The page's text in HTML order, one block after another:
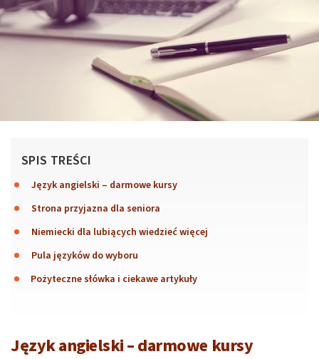
SPIS TREŚCI
Język angielski – darmowe kursy
Strona przyjazna dla seniora
Niemiecki dla lubiących wiedzieć więcej
Pula języków do wyboru
Pożyteczne słówka i ciekawe artykuły
Język angielski – darmowe kursy